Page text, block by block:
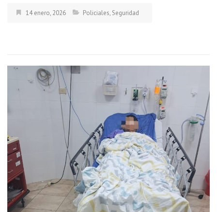
14 enero, 2026 Policiales, Seguridad